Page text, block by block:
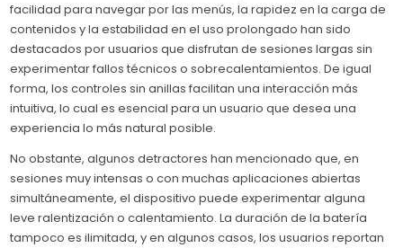
facilidad para navegar por las menús, la rapidez en la carga de
contenidos y la estabilidad en el uso prolongado han sido
destacados por usuarios que disfrutan de sesiones largas sin
experimentar fallos técnicos o sobrecalentamientos. De igual
forma, los controles sin anillas facilitan una interacción más
intuitiva, lo cual es esencial para un usuario que desea una
experiencia lo más natural posible.
No obstante, algunos detractores han mencionado que, en
sesiones muy intensas o con muchas aplicaciones abiertas
simultáneamente, el dispositivo puede experimentar alguna
leve ralentización o calentamiento. La duración de la batería
tampoco es ilimitada, y en algunos casos, los usuarios reportan